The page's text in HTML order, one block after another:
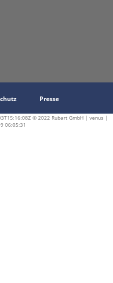
Presse
© 2022 Rubart GmbH | venus |
06:05:31